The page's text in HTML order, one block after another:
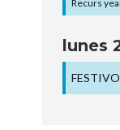
Recurs
lunes
FESTIVO